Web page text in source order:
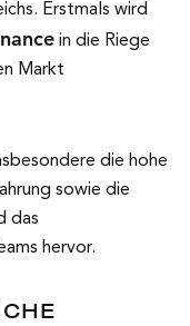
Erstmals wird
in die Riege
Markt
die hohe
sowie die
das
hervor.